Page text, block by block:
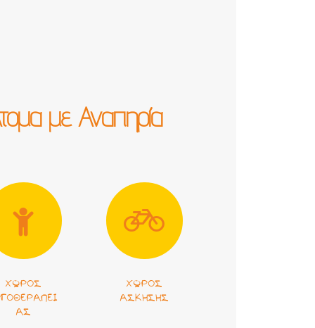
με Αναπηρία
ΧΏΡΟΣ
ΑΣ
ΧΏΡΟΣ
ΆΣΚΗΣΗΣ